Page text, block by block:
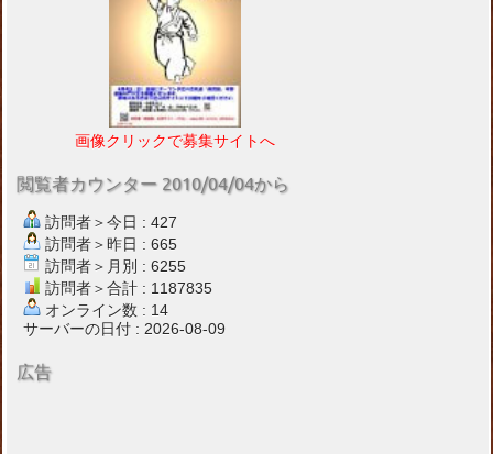
画像クリックで募集サイトへ
閲覧者カウンター 2010/04/04から
訪問者＞今日 : 427
訪問者＞昨日 : 665
訪問者＞月別 : 6255
訪問者＞合計 : 1187835
オンライン数 : 14
サーバーの日付 : 2026-08-09
広告